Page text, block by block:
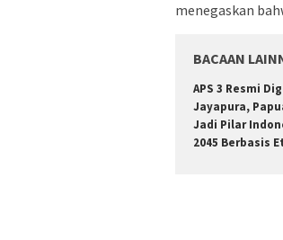
menegaskan
BACAAN
APS 3 Resmi
Jayapura,
Jadi Pilar
2045 Berbasis